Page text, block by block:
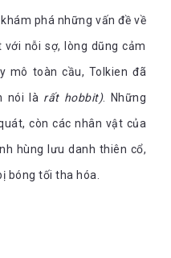
phá những vấn đề về
nỗi sợ, lòng dũng cảm
mô toàn cầu, Tolkien đã
nói là rất hobbit). Những
còn các nhân vật của
hùng lưu danh thiên cổ,
bóng tối tha hóa.